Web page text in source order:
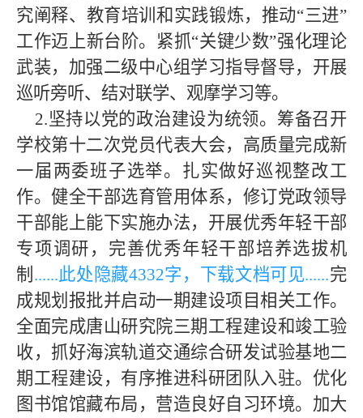
究阐释、教育培训和实践锻炼，推动“三进”
工作迈上新台阶。紧抓“关键少数”强化理论
武装，加强二级中心组学习指导督导，开展
巡听旁听、结对联学、观摩学习等。
2.坚持以党的政治建设为统领。筹备召开
学校第十二次党员代表大会，高质量完成新
一届两委班子选举。扎实做好巡视整改工
作。健全干部选育管用体系，修订党政领导
干部能上能下实施办法，开展优秀年轻干部
专项调研，完善优秀年轻干部培养选拔机
制 ......此处隐藏4332字，下载文档可见......完
成规划报批并启动一期建设项目相关工作。
全面完成唐山研究院三期工程建设和竣工验
收，抓好海滨轨道交通综合研发试验基地二
期工程建设，有序推进科研团队入驻。优化
图书馆馆藏布局，营造良好自习环境。加大